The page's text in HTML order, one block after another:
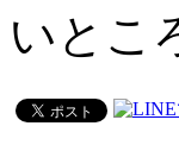
いとこ